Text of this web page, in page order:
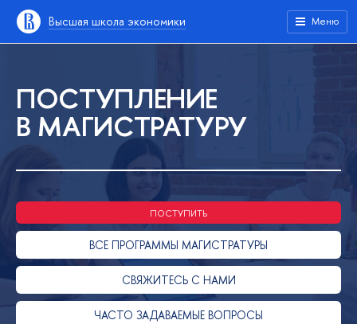
ысшая школа экономики Меню
ПОСТУПЛЕНИЕ
МАГИСТРАТУРУ
ПОСТУПИТЬ
СЕ ПРОГРАММЫ МАГИСТРАТУРЫ
СВЯЖИТЕСЬ С НАМИ
ЧАСТО ЗАДАВАЕМЫЕ ВОПРОСЫ